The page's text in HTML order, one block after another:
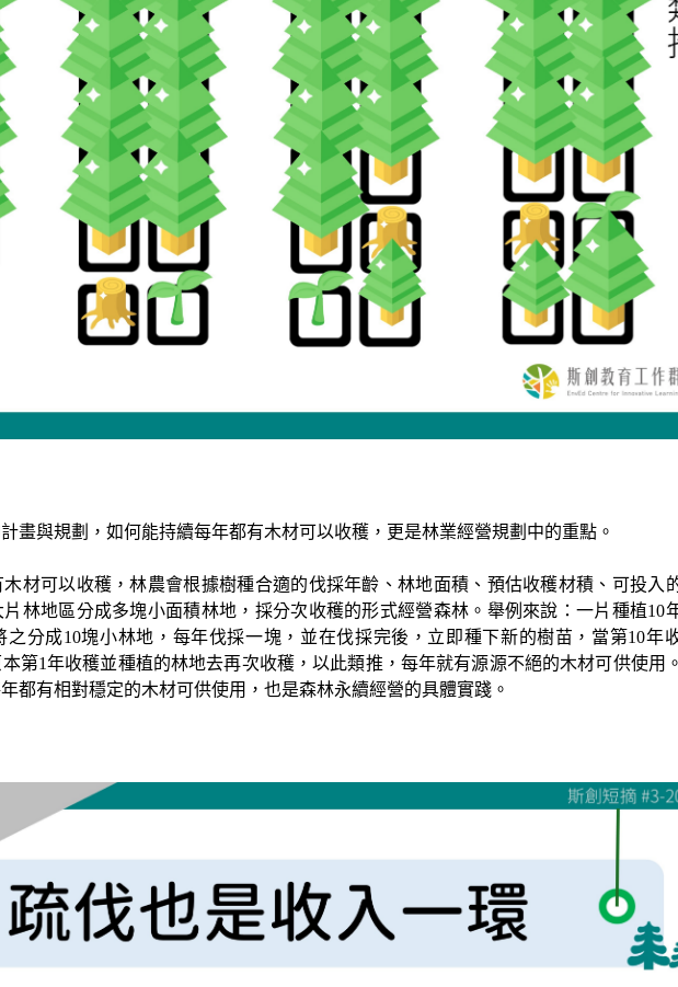
畫與規劃，如何能持續每年都有木材可以收穫，更是林業經營規劃中的重點。
材可以收穫，林農會根據樹種合適的伐採年齡、林地面積、預估收穫材積、可投入
林地區分成多塊小面積林地，採分次收穫的形式經營森林。舉例來說：一片種植10
之分成10塊小林地，每年伐採一塊，並在伐採完後，立即種下新的樹苗，當第10年
第1年收穫並種植的林地去再次收穫，以此類推，每年就有源源不絕的木材可供使用
都有相對穩定的木材可供使用，也是森林永續經營的具體實踐。